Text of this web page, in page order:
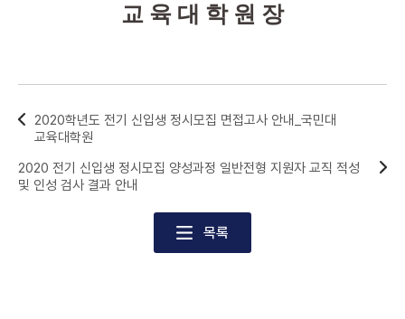
교 육 대 학 원 장
2020학년도 전기 신입생 정시모집 면접고사 안내_국민대
교육대학원
목록
2020 전기 신입생 정시모집 양성과정 일반전형 지원자 교직 적성
및 인성 검사 결과 안내